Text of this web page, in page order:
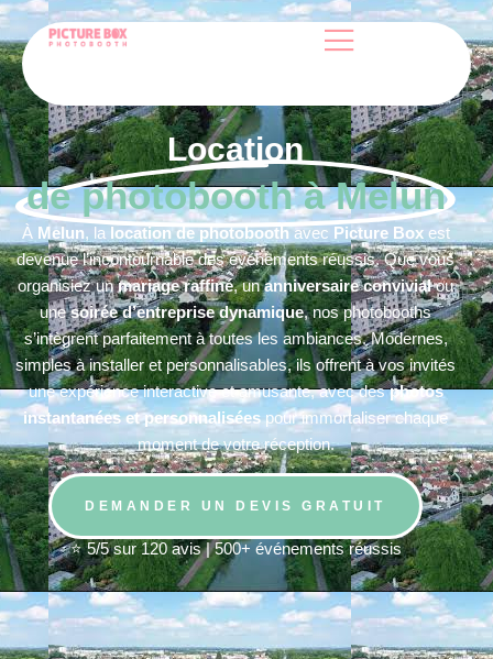
Location
de photobooth à Melun
À Melun, la location de photoboothavec Picture Boxest
devenue l’incontournable des événements réussis. Que vous
organisiez unmariage raffiné, unanniversaire convivialou
unesoirée d’entreprise dynamique, nos photobooths
s’intègrent parfaitement à toutes les ambiances. Modernes,
simples à installer et personnalisables, ils offrent à vos invités
une expérience interactive et amusante, avec desphotos
instantanées et personnaliséespour immortaliser chaque
moment de votre réception.
DEMANDER UN DEVIS GRATUIT
⭐ 5/5 sur 120 avis | 500+ événements réussis